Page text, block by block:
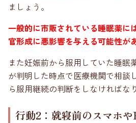
ましょう。
一般的に市販されている睡眠薬に
官形成に悪影響を与える可能性が
また妊娠前から服用していた睡眠
が判明した時点で医療機関で相談
ら服用継続の判断をしなければな
行動2：就寝前のスマホや